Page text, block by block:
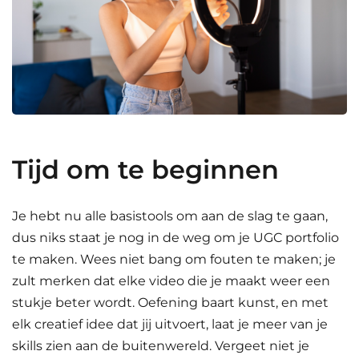
Tijd om te beginnen
Je hebt nu alle basistools om aan de slag te gaan,
dus niks staat je nog in de weg om je UGC portfolio
te maken. Wees niet bang om fouten te maken; je
zult merken dat elke video die je maakt weer een
stukje beter wordt. Oefening baart kunst, en met
elk creatief idee dat jij uitvoert, laat je meer van je
skills zien aan de buitenwereld. Vergeet niet je